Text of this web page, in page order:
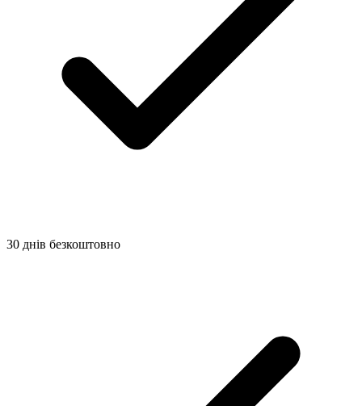
30 днів безкоштовно